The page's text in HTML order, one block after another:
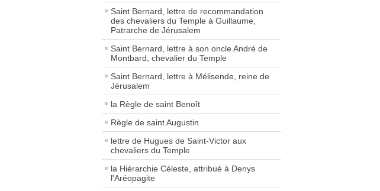
Saint Bernard, lettre de recommandation
des chevaliers du Temple à Guillaume,
Patrarche de Jérusalem
Saint Bernard, lettre à son oncle André de
Montbard, chevalier du Temple
Saint Bernard, lettre à Mélisende, reine de
Jérusalem
la Règle de saint Benoît
Règle de saint Augustin
lettre de Hugues de Saint-Victor aux
chevaliers du Temple
la Hiérarchie Céleste, attribué à Denys
l'Aréopagite